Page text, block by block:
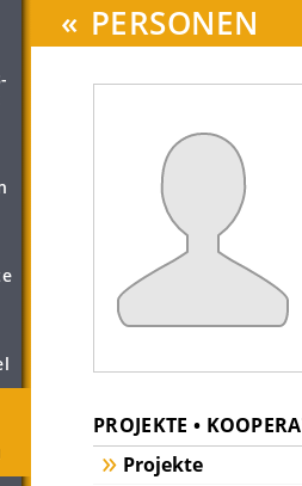
« PERSONEN
PROJEKTE •
Projekte